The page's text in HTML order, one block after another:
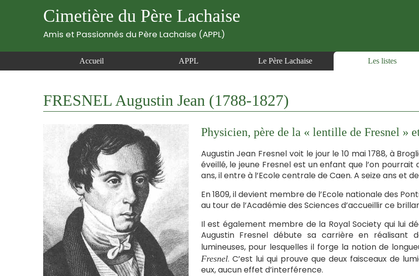
Cimetière du Père Lachaise
Amis et Passionnés du Père Lachaise (APPL)
Accueil APPL Le Père Lachaise Les listes
FRESNEL Augustin Jean (1788-1827)
Physicien, père de la « lentille de Fresnel »
Augustin Jean Fresnel voit le jour le 10 mai 1788, à
éveillé, le jeune Fresnel est un enfant que l’on
ans, il entre à l’Ecole centrale de Caen. A seize ans et
En 1809, il devient membre de l’Ecole nationale des
au tour de l’Académie des Sciences d’accueillir ce
Il est également membre de la Royal Society qui lui
Augustin Fresnel débute sa carrière en réalisant
lumineuses, pour lesquelles il forge la notion de
Fresnel. C’est lui qui prouve que deux faisceaux de
eux, aucun effet d’interférence.